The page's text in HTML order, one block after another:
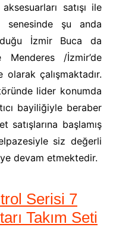
satışı ile
senesinde şu anda
İzmir Buca da
Menderes /İzmir’de
çalışmaktadır.
lider konumda
bayiliğiyle beraber
başlamış
siz değerli
devam etmektedir.
Serisi 7
Takım Seti